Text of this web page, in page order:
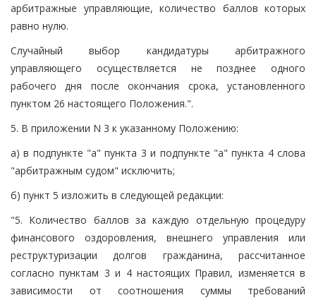
арбитражные управляющие, количество баллов которых
равно нулю.
Случайный выбор кандидатуры арбитражного
управляющего осуществляется не позднее одного
рабочего дня после окончания срока, установленного
пунктом 26 настоящего Положения.".
5. В приложении N 3 к указанному Положению:
а) в подпункте "а" пункта 3 и подпункте "а" пункта 4 слова
"арбитражным судом" исключить;
б) пункт 5 изложить в следующей редакции:
"5. Количество баллов за каждую отдельную процедуру
финансового оздоровления, внешнего управления или
реструктуризации долгов гражданина, рассчитанное
согласно пунктам 3 и 4 настоящих Правил, изменяется в
зависимости от соотношения суммы требований